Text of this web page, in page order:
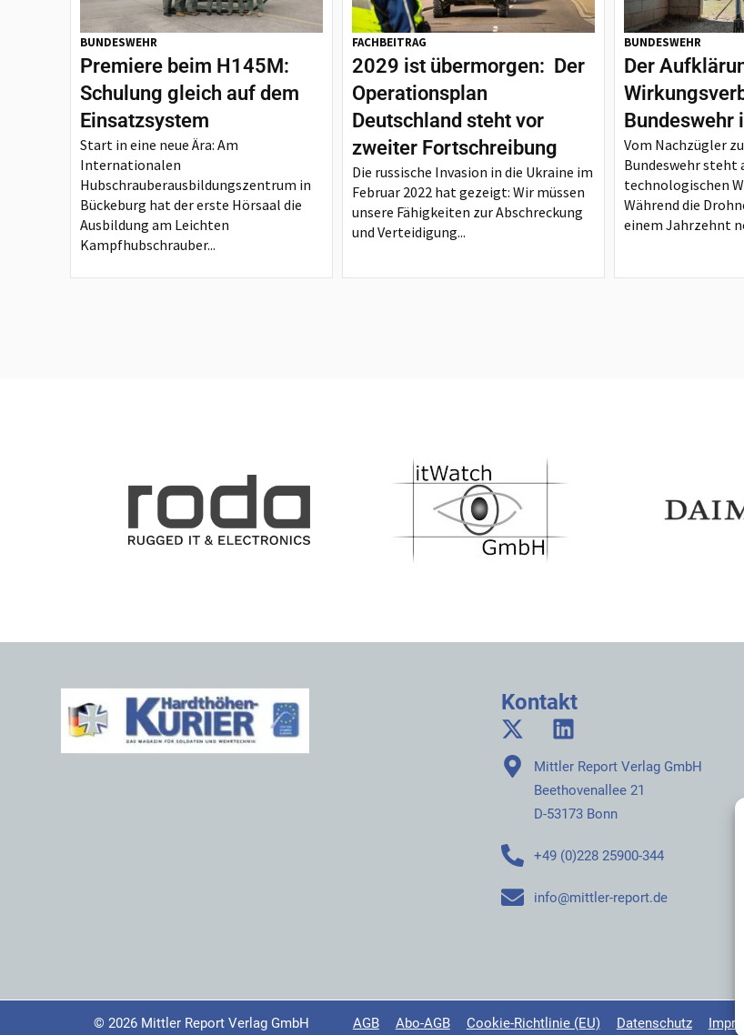
BUNDESWEHR
Premiere beim H145M:
Schulung gleich auf dem
Einsatzsystem
Start in eine neue Ära: Am
Internationalen
Hubschrauberausbildungszentrum in
Bückeburg hat der erste Hörsaal die
Ausbildung am Leichten
Kampfhubschrauber...
FACHBEITRAG
2029 ist übermorgen: Der
Operationsplan
Deutschland steht vor
zweiter Fortschreibung
Die russische Invasion in die Ukraine im
Februar 2022 hat gezeigt: Wir müssen
unsere Fähigkeiten zur Abschreckung
und Verteidigung...
BUNDESWEHR
Der
Bundeswehr
Vom Nachzügler
Bundeswehr steht
technologischen
Während die
einem Jahrzehnt
Kontakt
Mittler Report Verlag GmbH
Beethovenallee 21
D-53173 Bonn
+49 (0)228 25900-344
info@mittler-report.de
© 2026 Mittler Report Verlag GmbH AGB Abo-AGB Cookie-Richtlinie (EU) Datenschutz